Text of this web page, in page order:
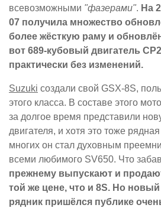
всевозможными "фазерами". На
07 получила множество
более жёсткую раму и
вот 689-кубовый двигатель
практически без изменений.
Suzuki создали свой GSX-8S,
этого класса. В составе этого
за долгое время представили
двигателя, и хотя это тоже
многих он стал духовным
всеми любимого SV650. Что
прежнему выпускают и
той же цене, что и 8S. Но
рядник пришёлся публике